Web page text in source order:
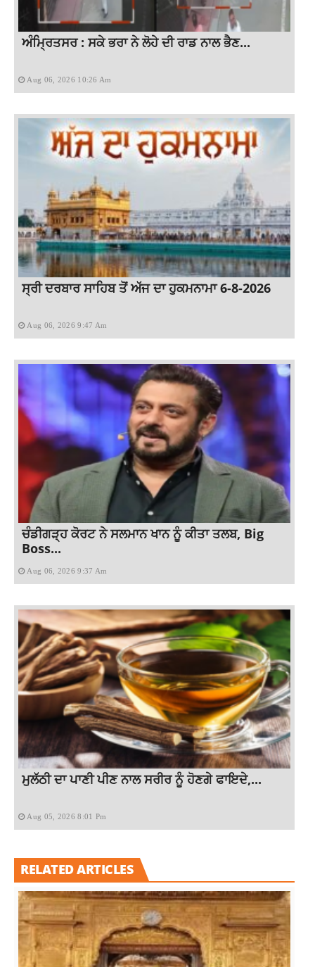
ਅੰਮ੍ਰਿਤਸਰ : ਸਕੇ ਭਰਾ ਨੇ ਲੋਹੇ ਦੀ ਰਾਡ ਨਾਲ ਭੈਣ...
Aug 06, 2026 10:26 Am
ਸ੍ਰੀ ਦਰਬਾਰ ਸਾਹਿਬ ਤੋਂ ਅੱਜ ਦਾ ਹੁਕਮਨਾਮਾ 6-8-2026
Aug 06, 2026 9:47 Am
ਚੰਡੀਗੜ੍ਹ ਕੋਰਟ ਨੇ ਸਲਮਾਨ ਖਾਨ ਨੂੰ ਕੀਤਾ ਤਲਬ, Big
Boss...
Aug 06, 2026 9:37 Am
ਮੁਲੱਠੀ ਦਾ ਪਾਣੀ ਪੀਣ ਨਾਲ ਸਰੀਰ ਨੂੰ ਹੋਣਗੇ ਫਾਇਦੇ,...
Aug 05, 2026 8:01 Pm
RELATED ARTICLES